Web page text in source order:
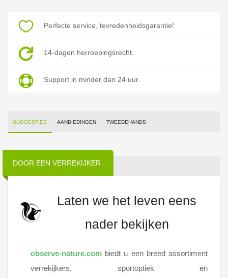
Perfecte service, tevredenheidsgarantie!
14-dagen herroepingsrecht.
Support in minder dan 24 uur.
SUGGESTIES AANBIEDINGEN TWEEDEHANDS
DOOR EEN VERREKIJKER
Laten we het leven eens
nader bekijken
observe-nature.com biedt u een breed assortiment
verrekijkers, sportoptiek en